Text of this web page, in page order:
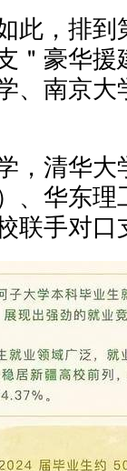
此，排
＂豪华
、南京
，清华
、华东
联手对口